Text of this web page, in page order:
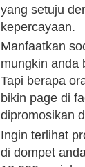
yang setuju
kepercayaan.
Manfaatkan
mungkin anda
Tapi berapa
bikin page di
dipromosikan
Ingin terlihat
di dompet